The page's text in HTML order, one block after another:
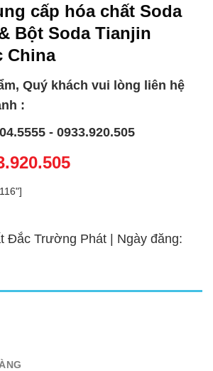
cấp hóa chất Soda
Bột Soda Tianjin
China
Quý khách vui lòng liên hệ
:
- 0933.920.505
Đắc Trường Phát | Ngày đăng: